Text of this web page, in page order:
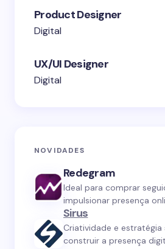
Product Designer
Digital
UX/UI Designer
Digital
NOVIDADES
Redegram
Ideal para comprar
impulsionar presença
Sirus
Criatividade e estratégia
construir a presença